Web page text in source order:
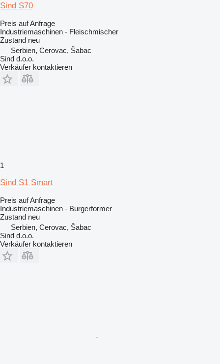
Sind S70
Preis auf Anfrage
Industriemaschinen - Fleischmischer
Zustand neu
Serbien, Cerovac, Šabac
Sind d.o.o.
Verkäufer kontaktieren
1
Sind S1 Smart
Preis auf Anfrage
Industriemaschinen - Burgerformer
Zustand neu
Serbien, Cerovac, Šabac
Sind d.o.o.
Verkäufer kontaktieren